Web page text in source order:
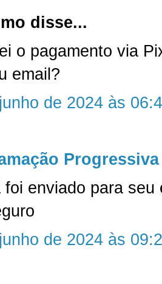
disse...
o pagamento via
email?
de 2024 às
Progressiva
foi enviado para seu
de 2024 às